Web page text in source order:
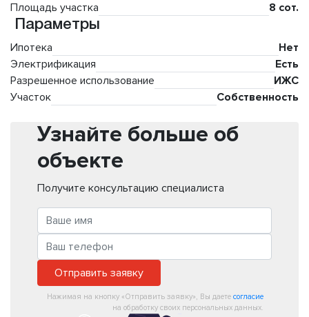
Площадь участка
8 сот.
Параметры
Ипотека
Нет
Электрификация
Есть
Разрешенное использование
ИЖС
Участок
Собственность
Узнайте больше об
объекте
Получите консультацию специалиста
Отправить заявку
Нажимая на кнопку «Отправить заявку», Вы даете согласие
на обработку своих персональных данных.